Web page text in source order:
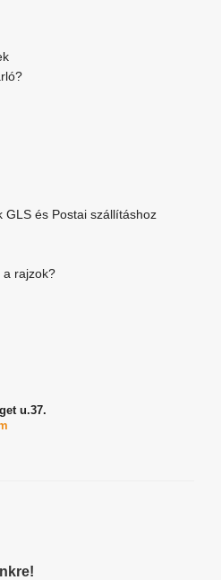
és Postai szállításhoz
a rajzok?
u.37.